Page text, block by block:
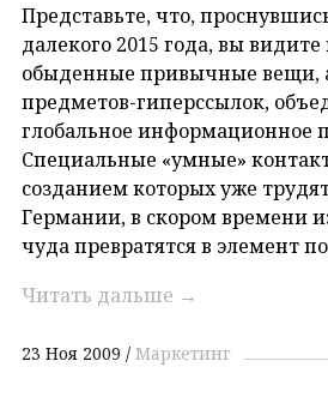
Представьте, что,
далекого 2015 года, вы
обыденные привычные вещи,
предметов-гиперссылок,
глобальное информационное
Специальные «умные»
созданием которых уже
Германии, в скором времени
чуда превратятся в элемент
Читать дальше →
23 Ноя 2009 Маркетинг